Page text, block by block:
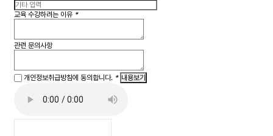
교육 수강하려는 이유 *
관련 문의사항
개인정보취급방침에 동의합니다. * 내용보기